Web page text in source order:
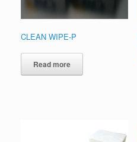
CLEAN WIPE-P
Read more